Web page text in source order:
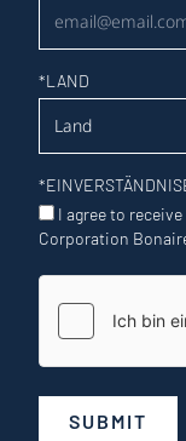
*LAND
*
I agree to
Corporation
SUBMIT